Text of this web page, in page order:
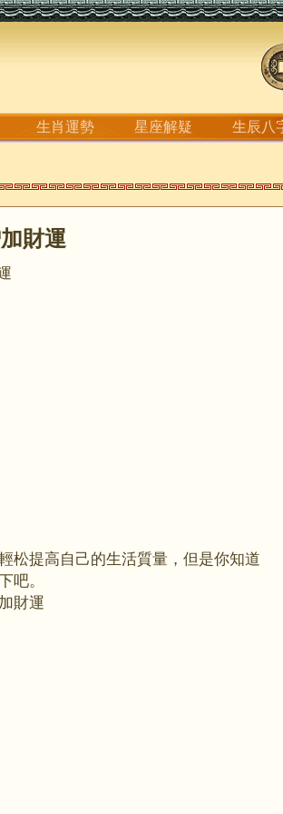
生肖運勢 星座解疑 生辰八
財運
松提高自己的生活質量，但是你知道
吧。